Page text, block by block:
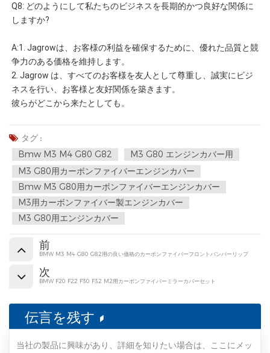
Q8: どのようにして私たちのビジネスを長期的かつ良好な関係に
しますか?
A:1. Jagrowは、お客様の利益を確保するために、優れた品質と競
争力のある価格を維持します。
2. Jagrow は、すべてのお客様を友人として尊重し、誠実にビジ
ネスを行い、お客様と友好関係を築きます。
彼らがどこから来たとしても。
タグ :
Bmw M3 M4 G80 G82
M3 G80 エンジンカバー用
M3 G80用カーボンファイバーエンジンカバー
Bmw M3 G80用カーボンファイバーエンジンカバー
M3用カーボンファイバー製エンジンカバー
M3 G80用エンジンカバー
前
BMW M3 M4 G80 G82用の良い価格のカーボンファイバーフロントバンパーリップ
次
BMW F20 F22 F30 F32 M2用カーボンファイバーミラーカバーセット
伝言を残す
当社の製品に興味があり、詳細を知りたい場合は、ここにメッ